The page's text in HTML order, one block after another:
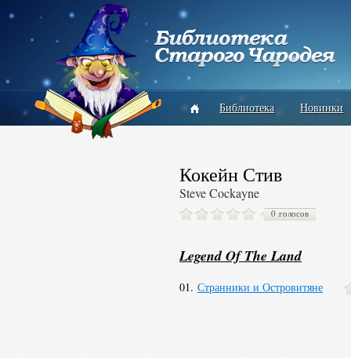
Библиотека Новинки
Кокейн Стив
Steve Cockayne
0 голосов
Legend Of The Land
01. Странники и Островитяне